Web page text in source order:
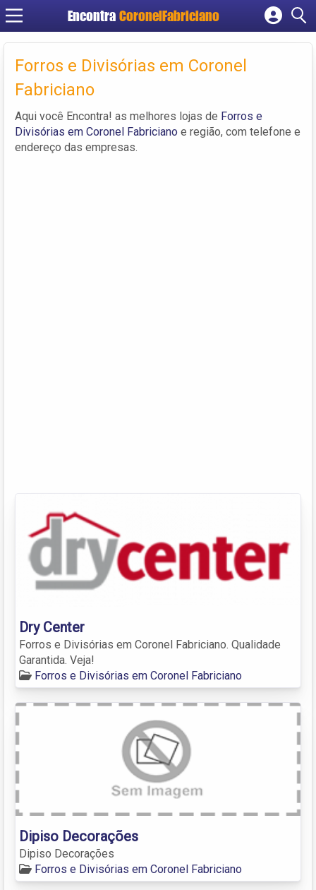
Encontra CoronelFabriciano
Cadastrar empresa
Criar conta
Forros e Divisórias em Coronel
Fabriciano
Aqui você Encontra! as melhores lojas de Forros e
Divisórias em Coronel Fabriciano e região, com telefone e
endereço das empresas.
Dry Center
Forros e Divisórias em Coronel Fabriciano. Qualidade
Garantida. Veja!
Forros e Divisórias em Coronel Fabriciano
Dipiso Decorações
Dipiso Decorações
Forros e Divisórias em Coronel Fabriciano